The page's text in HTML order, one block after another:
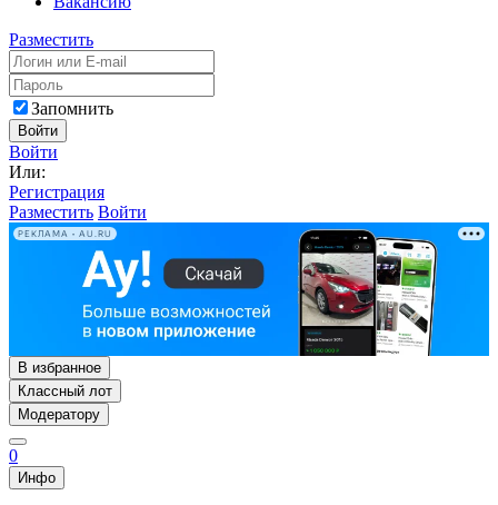
Разместить
Запомнить
Войти
Войти
Или:
Регистрация
Разместить Войти
РЕКЛАМА • AU.RU
В избранное
Классный лот
Модератору
0
Инфо